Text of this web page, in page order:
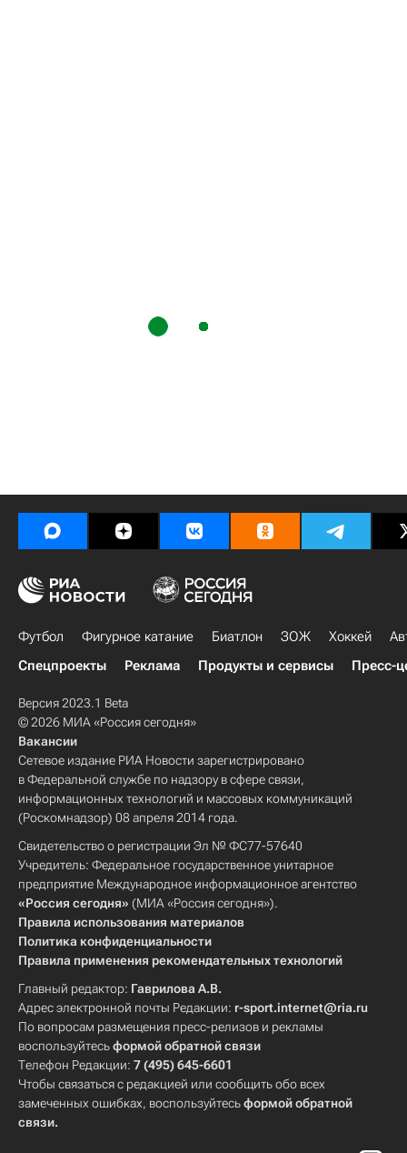
Футбол Фигурное катание Биатлон ЗОЖ Хоккей
Спецпроекты
Реклама Продукты и сервисы Пресс-
Версия 2023.1 Beta
© 2026 МИА «Россия сегодня»
Вакансии
Сетевое издание РИА Новости зарегистрировано
в Федеральной службе по надзору в сфере связи,
информационных технологий и массовых коммуникаций
(Роскомнадзор) 08 апреля 2014 года.
Свидетельство о регистрации Эл № ФС77-57640
Учредитель: Федеральное государственное унитарное
предприятие Международное информационное агентство
«Россия сегодня» (МИА «Россия сегодня»).
Правила использования материалов
Политика конфиденциальности
Правила применения рекомендательных технологий
Главный редактор: Гаврилова А.В.
Адрес электронной почты Редакции: r-sport.internet@ria.ru
По вопросам размещения пресс-релизов и рекламы
воспользуйтесьформой обратной связи
Телефон Редакции: 7 (495) 645-6601
Чтобы связаться с редакцией или сообщить обо всех
замеченных ошибках, воспользуйтесьформой обратной
связи.